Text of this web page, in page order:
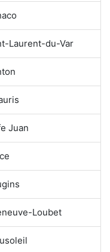
Laurent-du-Var
Juan
Loubet